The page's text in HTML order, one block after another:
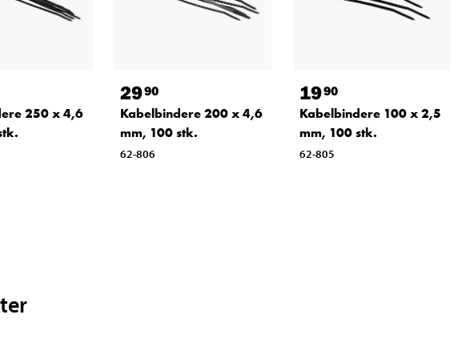
250 x 4,6
2990
Kabelbindere 200 x 4,6
mm, 100 stk.
62-806
1990
Kabelbindere 100 x 2,5
mm, 100 stk.
62-805